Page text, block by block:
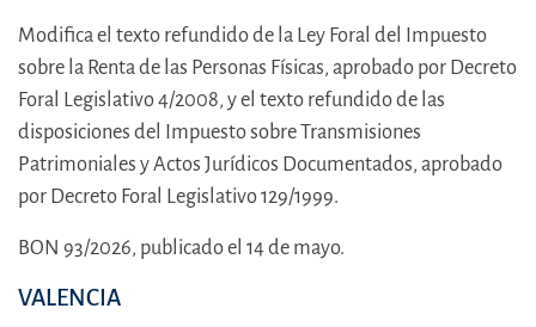
Modifica el texto refundido de la Ley Foral del Impuesto
sobre la Renta de las Personas Físicas, aprobado por Decreto
Foral Legislativo 4/2008, y el texto refundido de las
disposiciones del Impuesto sobre Transmisiones
Patrimoniales y Actos Jurídicos Documentados, aprobado
por Decreto Foral Legislativo 129/1999.
BON 93/2026, publicado el 14 de mayo.
VALENCIA